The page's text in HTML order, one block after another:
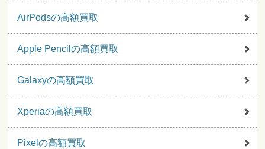
AirPodsの高額買取
Apple Pencilの高額買取
Galaxyの高額買取
Xperiaの高額買取
Pixelの高額買取